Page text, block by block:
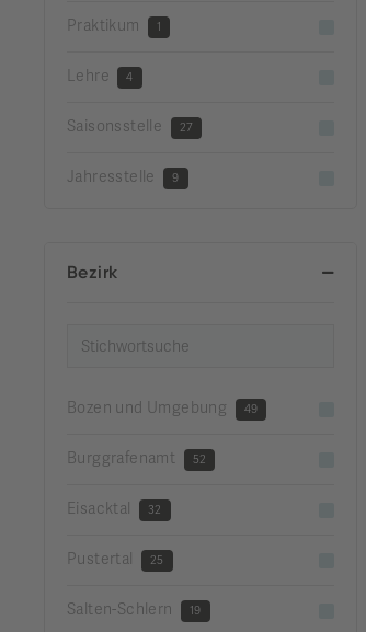
Praktikum 1
Lehre 4
Saisonsstelle 27
Jahresstelle 9
Bezirk
Bozen und Umgebung 49
Burggrafenamt 52
Eisacktal 32
Pustertal 25
Salten-Schlern 19